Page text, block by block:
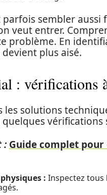
parfois sembler
veut entrer.
problème. En
plus aisé.
: vérifications
solutions
vérifications
: Guide complet
: Inspectez tous